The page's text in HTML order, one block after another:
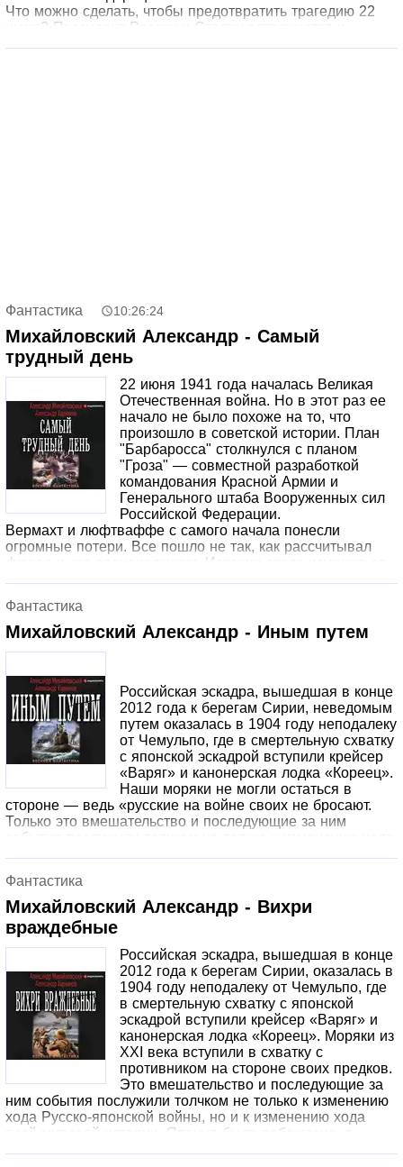
Что можно сделать, чтобы предотвратить трагедию 22
июня? Президент России и Сталин встречаются и
Фантастика 10:26:24
Михайловский Александр - Самый
трудный день
22 июня 1941 года началась Великая
Отечественная война. Но в этот раз ее
начало не было похоже на то, что
произошло в советской истории. План
"Барбаросса" столкнулся с планом
"Гроза" — совместной разработкой
командования Красной Армии и
Генерального штаба Вооруженных сил
Российской Федерации.
Вермахт и люфтваффе с самого начала понесли
огромные потери. Все пошло не так, как рассчитывал
фюрер и его военачальники. История стала изменяться
Фантастика
Михайловский Александр - Иным путем
Российская эскадра, вышедшая в конце
2012 года к берегам Сирии, неведомым
путем оказалась в 1904 году неподалеку
от Чемульпо, где в смертельную схватку
с японской эскадрой вступили крейсер
«Варяг» и канонерская лодка «Кореец».
Наши моряки не могли остаться в
стороне — ведь «русские на войне своих не бросают.
Только это вмешательство и последующие за ним
события послужили толчком не только к изменению хода
суше. Но жертвой британской агентуры пал император
Николай II. Много событий произошло с той поры.
Япония вынуждена была подписать мирный договор,
залогом которого дочь императора Мацухито стала
невестой нового русского царя Михаила II. Вождь
большевиков Ленин вернулся в Россию, где вместе с
беглым ссыльнопоселенцем Иосифом Джугашвили
согласился принять участие в строительстве новой
России.
Фантастика
Михайловский Александр - Вихри
враждебные
Российская эскадра, вышедшая в конце
2012 года к берегам Сирии, оказалась в
1904 году неподалеку от Чемульпо, где
в смертельную схватку с японской
эскадрой вступили крейсер «Варяг» и
канонерская лодка «Кореец». Моряки из
XXI века вступили в схватку с
противником на стороне своих предков.
Это вмешательство и последующие за
ним события послужили толчком не только к изменению
хода Русско-японской войны, но и к изменению хода
всей мировой истории. Япония была побеждена, а